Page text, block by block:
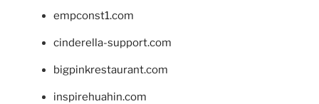
empconst1.com
cinderella-support.com
bigpinkrestaurant.com
inspirehuahin.com